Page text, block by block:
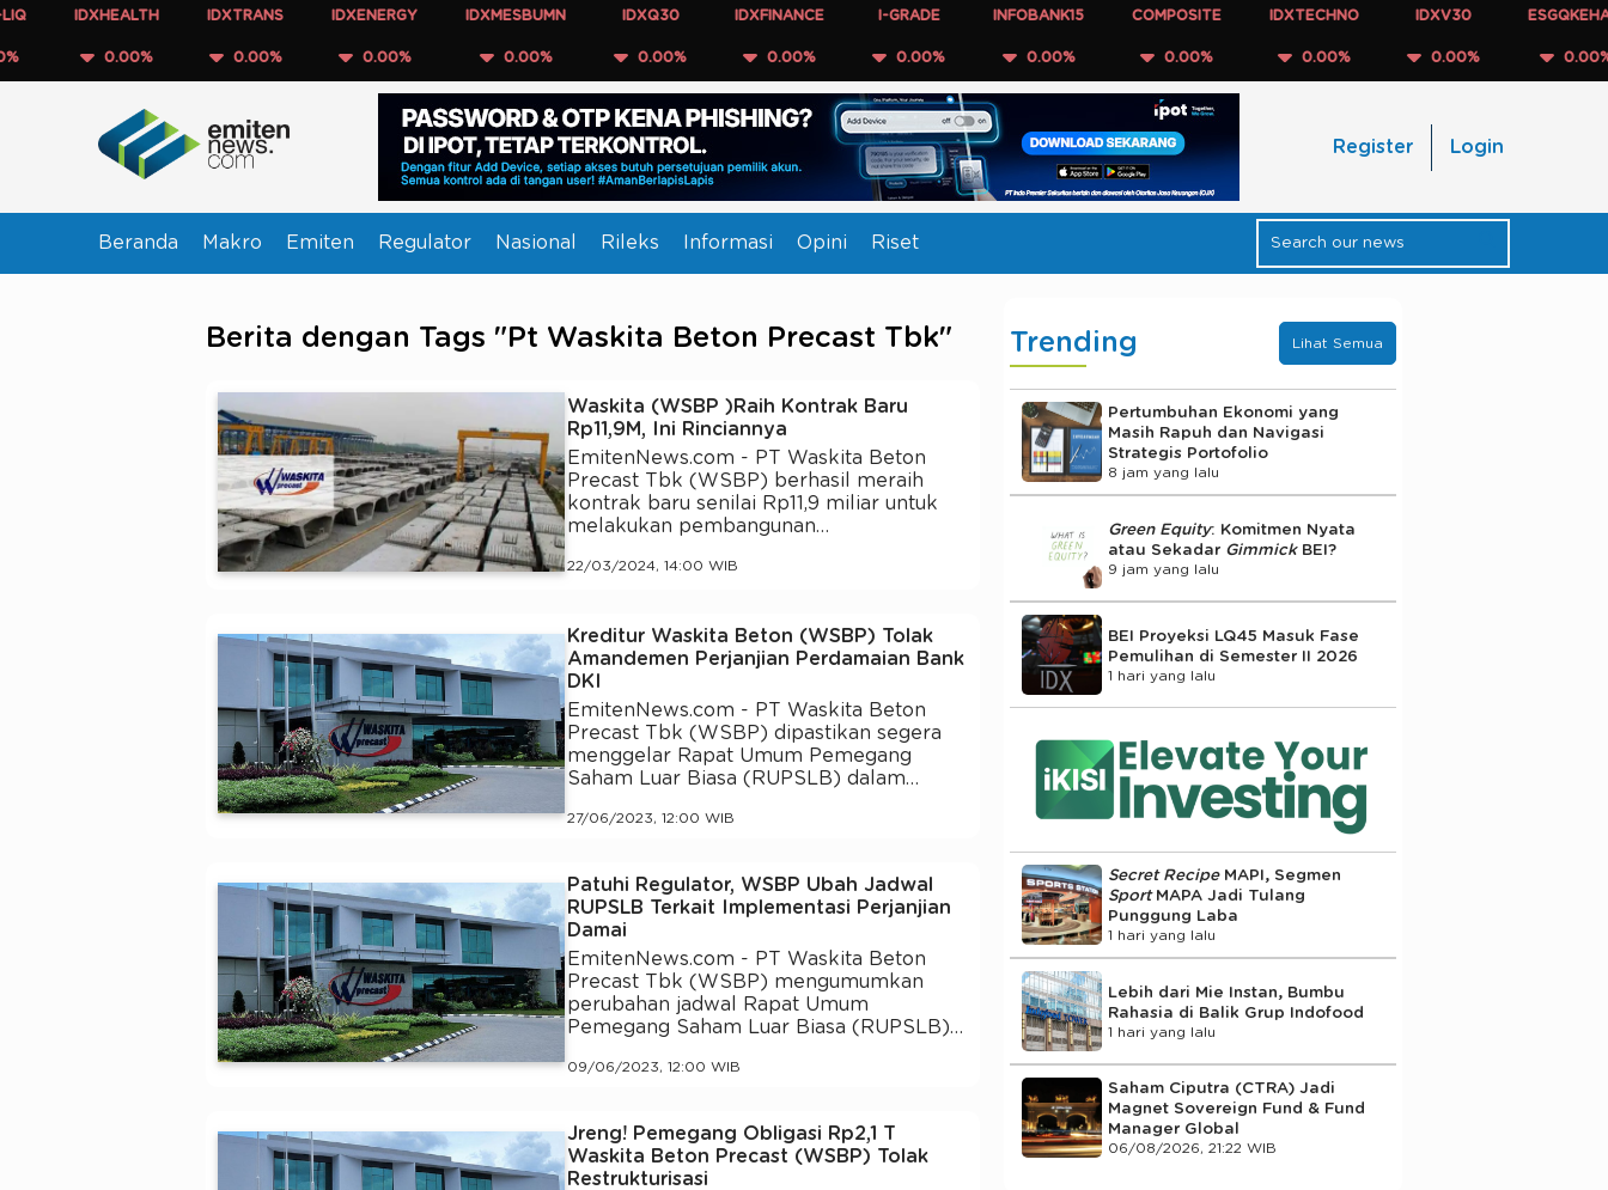
IDXHEALTH
0.00%
IDXTRANS
0.00%
IDXENERGY
0.00%
IDXMESBUMN
0.00%
IDXQ30
0.00%
IDXFINANCE
0.00%
I-GRADE
0.00%
INFOBANK15
0.00%
COMPOSITE
0.00%
IDXTECHNO
0.00%
IDXV30
0.00%
ESGQKEHATI
0.00%
Register Login
Beranda Makro Emiten Regulator Nasional Rileks Informasi Opini Riset
Berita dengan Tags "Pt Waskita Beton Precast Tbk"
Waskita (WSBP )Raih Kontrak Baru
Rp11,9M, Ini Rinciannya
EmitenNews.com - PT Waskita Beton
Precast Tbk (WSBP) berhasil meraih
kontrak baru senilai Rp11,9 miliar untuk
melakukan pembangunan…
22/03/2024, 14:00 WIB
Kreditur Waskita Beton (WSBP) Tolak
Amandemen Perjanjian Perdamaian Bank
DKI
EmitenNews.com - PT Waskita Beton
Precast Tbk (WSBP) dipastikan segera
menggelar Rapat Umum Pemegang
Saham Luar Biasa (RUPSLB) dalam…
27/06/2023, 12:00 WIB
Patuhi Regulator, WSBP Ubah Jadwal
RUPSLB Terkait Implementasi Perjanjian
Damai
EmitenNews.com - PT Waskita Beton
Precast Tbk (WSBP) mengumumkan
perubahan jadwal Rapat Umum
Pemegang Saham Luar Biasa (RUPSLB)…
09/06/2023, 12:00 WIB
Jreng! Pemegang Obligasi Rp2,1 T
Waskita Beton Precast (WSBP) Tolak
Restrukturisasi
Trending Lihat Semua
Pertumbuhan Ekonomi yang
Masih Rapuh dan Navigasi
Strategis Portofolio
8 jam yang lalu
Green Equity: Komitmen Nyata
atau Sekadar Gimmick BEI?
9 jam yang lalu
BEI Proyeksi LQ45 Masuk Fase
Pemulihan di Semester II 2026
1 hari yang lalu
Secret RecipeMAPI, Segmen
Sport MAPA Jadi Tulang
Punggung Laba
1 hari yang lalu
Lebih dari Mie Instan, Bumbu
Rahasia di Balik Grup Indofood
1 hari yang lalu
Saham Ciputra (CTRA) Jadi
Magnet Sovereign Fund & Fund
Manager Global
06/08/2026, 21:22 WIB